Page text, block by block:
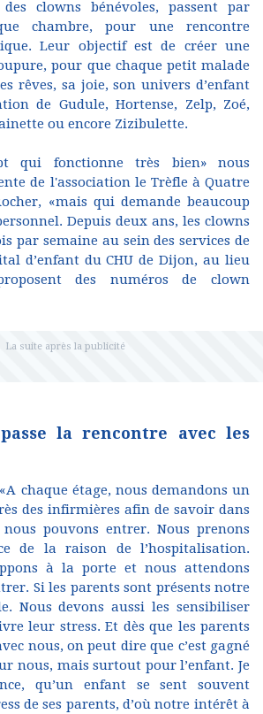
des clowns bénévoles, passent par
chambre, pour une rencontre
Leur objectif est de créer une
pour que chaque petit malade
rêves, sa joie, son univers d’enfant
de Gudule, Hortense, Zelp, Zoé,
ou encore Zizibulette.
qui fonctionne très bien» nous
de l'association le Trèfle à Quatre
«mais qui demande beaucoup
Depuis deux ans, les clowns
par semaine au sein des services de
d’enfant du CHU de Dijon, au lieu
des numéros de clown
la rencontre avec les
chaque étage, nous demandons un
des infirmières afin de savoir dans
pouvons entrer. Nous prenons
de la raison de l’hospitalisation.
à la porte et nous attendons
Si les parents sont présents notre
Nous devons aussi les sensibiliser
leur stress. Et dès que les parents
nous, on peut dire que c’est gagné
nous, mais surtout pour l’enfant. Je
qu’un enfant se sent souvent
de ses parents, d’où notre intérêt à